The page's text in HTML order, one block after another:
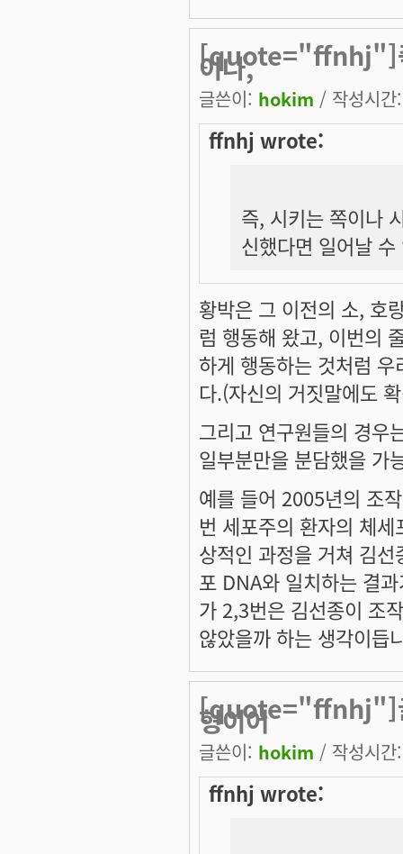
[quote="ffnhj"]즉
이나,
글쓴이: hokim / 작성시
ffnhj wrote:
즉, 시키는 쪽이나
신했다면 일어날
황박은 그 이전의 소, 호
럼 행동해 왔고, 이번의
하게 행동하는 것처럼
다.(자신의 거짓말에도
그리고 연구원들의 경우
일부분만을 분담했을 가
예를 들어 2005년의 조
번 세포주의 환자의 체
상적인 과정을 거쳐 김
포 DNA와 일치하는 결
가 2,3번은 김선종이 조
않았을까 하는 생각이듭
[quote="ffnhj"]글
형이어
글쓴이: hokim / 작성시
ffnhj wrote: